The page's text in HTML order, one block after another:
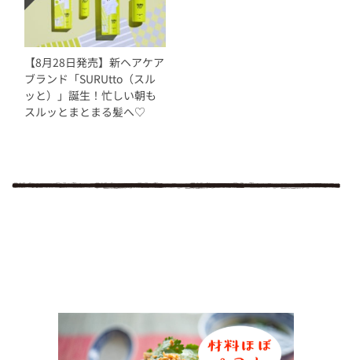
【8月28日発売】新ヘアケア
ブランド「SURUtto（スル
ッと）」誕生！忙しい朝も
スルッとまとまる髪へ♡